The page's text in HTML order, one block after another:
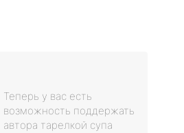
Теперь у вас есть
возможность поддержать
автора тарелкой супа